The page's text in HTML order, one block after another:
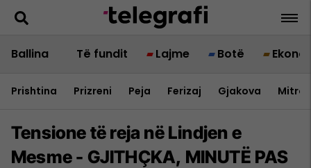
Ballina Të fundit Lajme Botë
Prishtina Prizreni Peja Ferizaj Gjakova
Tensione të reja në Lindjen e
Mesme - GJITHÇKA, MINUTË PAS